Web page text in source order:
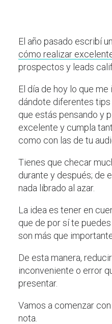
El año pasado escribí
cómo realizar
prospectos y leads
El día de hoy lo que
dándote diferentes
que estás pensando y
excelente y cumpla
como con las de tu
Tienes que checar
durante y después; de
nada librado al azar.
La idea es tener en
que de por sí te
son más que
De esta manera,
inconveniente o error
presentar.
Vamos a comenzar
nota.